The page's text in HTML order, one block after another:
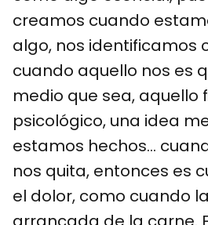
creamos cuando
algo, nos identificamos
cuando aquello nos es
medio que sea, aquello
psicológico, una idea
estamos hechos…
nos quita, entonces es
el dolor, como cuando